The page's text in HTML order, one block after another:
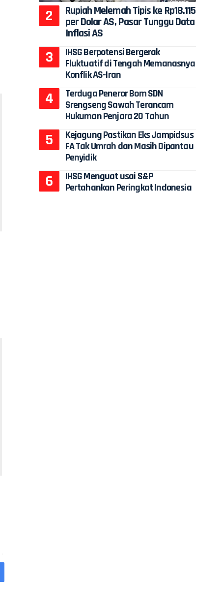
Rupiah Melemah Tipis ke Rp18.115
per Dolar AS, Pasar Tunggu Data
Inflasi AS
IHSG Berpotensi Bergerak
Fluktuatif di Tengah Memanasnya
Konflik AS-Iran
Terduga Peneror Bom SDN
Srengseng Sawah Terancam
Hukuman Penjara 20 Tahun
Kejagung Pastikan Eks Jampidsus
FA Tak Umrah dan Masih Dipantau
Penyidik
IHSG Menguat usai S&P
Pertahankan Peringkat Indonesia